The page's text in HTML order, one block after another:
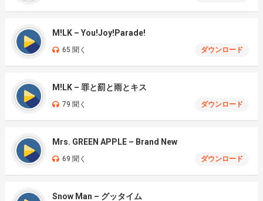
M!LK – You!Joy!Parade!
65 聞く ダウンロード
M!LK – 罪と罰と雨とキス
79 聞く ダウンロード
Mrs. GREEN APPLE – Brand New
69 聞く ダウンロード
Snow Man – グッタイム